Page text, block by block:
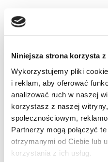
Niniejsza strona korzysta
Wykorzystujemy pliki
i reklam, aby oferować
analizować ruch w naszej
korzystasz z naszej
społecznościowym,
Partnerzy mogą połączyć
otrzymanymi od Ciebie lub
korzystania z ich usług.
mp
3 komentarze do
dyrektor WORD”